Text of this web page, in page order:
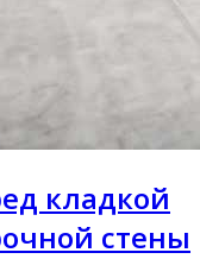
кладкой
стены